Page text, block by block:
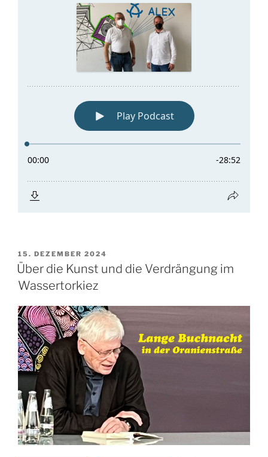
VERÖFFENTLICHT
AM
15. DEZEMBER 2024
Über die Kunst und die Verdrängung im
Wassertorkiez